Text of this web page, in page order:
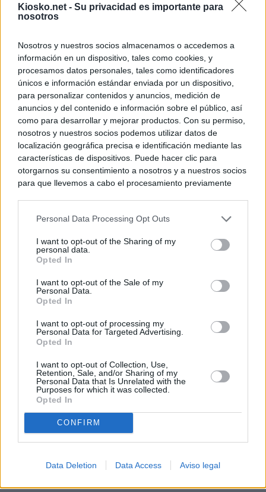
Kiosko.net - Su privacidad es importante para
nosotros
Nosotros y nuestros socios almacenamos o accedemos a
información en un dispositivo, tales como cookies, y
procesamos datos personales, tales como identificadores
únicos e información estándar enviada por un dispositivo,
para personalizar contenidos y anuncios, medición de
anuncios y del contenido e información sobre el público, así
como para desarrollar y mejorar productos. Con su permiso,
nosotros y nuestros socios podemos utilizar datos de
localización geográfica precisa e identificación mediante las
características de dispositivos. Puede hacer clic para
otorgarnos su consentimiento a nosotros y a nuestros socios
para que llevemos a cabo el procesamiento previamente
negar su consentimiento. Tenga en cuenta que algún
de su consentimiento, pero usted tiene el derecho de
rechazar tal procesamiento. Sus preferencias se aplicarán
cualquier momento entrando de nuevo en este sitio web o
visitando nuestra política de privacidad.
Personal Data Processing Opt Outs
I want to opt-out of the Sharing of my
personal data.
Opted In
I want to opt-out of the Sale of my
Personal Data.
Opted In
I want to opt-out of processing my
Personal Data for Targeted Advertising.
Opted In
I want to opt-out of Collection, Use,
Retention, Sale, and/or Sharing of my
Personal Data that Is Unrelated with the
Purposes for which it was collected.
Opted In
CONFIRM
Data Deletion Data Access Aviso legal